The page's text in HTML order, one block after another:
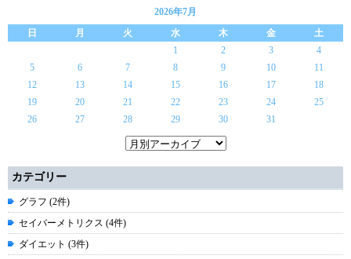
2026年7月
日
月 火 水 木 金
土
1
2 3
4
5
6 7 8 9 10
11
12
13 14 15 16 17
18
19
20 21 22 23 24
25
26
27 28 29 30 31
カテゴリー
グラフ (2件)
セイバーメトリクス (4件)
ダイエット (3件)